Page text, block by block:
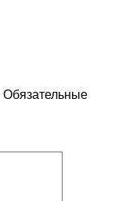
Обязательные